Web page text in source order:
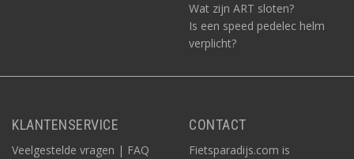
Wat zijn ART sloten?
Is een speed pedelec helm
verplicht?
KLANTENSERVICE
Veelgestelde vragen | FAQ
CONTACT
Fietsparadijs.com is